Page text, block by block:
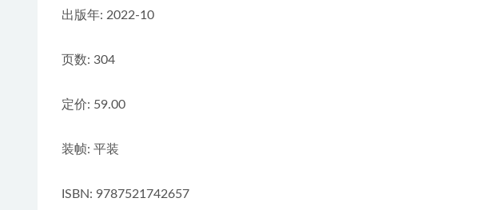
出版年: 2022-10
页数: 304
定价: 59.00
装帧: 平装
ISBN: 9787521742657